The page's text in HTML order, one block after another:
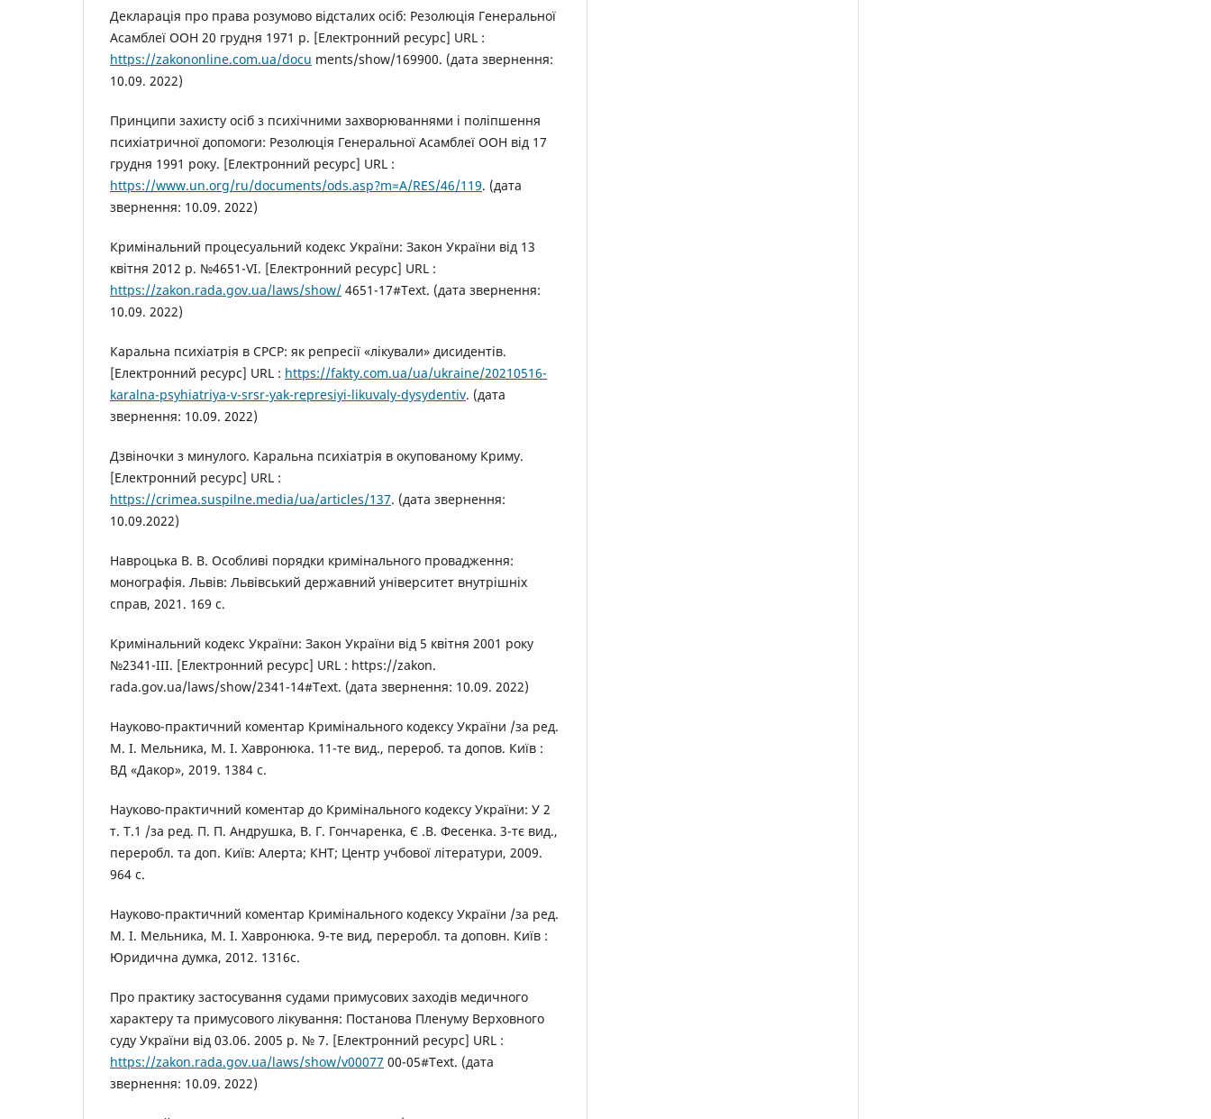
Декларація про права розумово відсталих осіб: Резолюція Генеральної
Асамблеї ООН 20 грудня 1971 р. [Електронний ресурс] URL :
https://zakononline.com.ua/docu ments/show/169900. (дата звернення:
10.09. 2022)
Принципи захисту осіб з психічними захворюваннями і поліпшення
психіатричної допомоги: Резолюція Генеральної Асамблеї ООН від 17
грудня 1991 року. [Електронний ресурс] URL :
https://www.un.org/ru/documents/ods.asp?m=A/RES/46/119. (дата
звернення: 10.09. 2022)
Кримінальний процесуальний кодекс України: Закон України від 13
квітня 2012 р. №4651-VI. [Електронний ресурс] URL :
https://zakon.rada.gov.ua/laws/show/ 4651-17#Text. (дата звернення:
10.09. 2022)
Каральна психіатрія в СРСР: як репресії «лікували» дисидентів.
[Електронний ресурс] URL : https://fakty.com.ua/ua/ukraine/20210516-
karalna-psyhiatriya-v-srsr-yak-represiyi-likuvaly-dysydentiv. (дата
звернення: 10.09. 2022)
Дзвіночки з минулого. Каральна психіатрія в окупованому Криму.
[Електронний ресурс] URL :
https://crimea.suspilne.media/ua/articles/137. (дата звернення:
10.09.2022)
Навроцька В. В. Особливі порядки кримінального провадження:
монографія. Львів: Львівський державний університет внутрішніх
справ, 2021. 169 с.
Кримінальний кодекс України: Закон України від 5 квітня 2001 року
№2341-III. [Електронний ресурс] URL : https://zakon.
rada.gov.ua/laws/show/2341-14#Text. (дата звернення: 10.09. 2022)
Науково-практичний коментар Кримінального кодексу України /за ред.
М. І. Мельника, М. І. Хавронюка. 11-те вид., перероб. та допов. Київ :
ВД «Дакор», 2019. 1384 с.
Науково-практичний коментар до Кримінального кодексу України: У 2
т. Т.1 /за ред. П. П. Андрушка, В. Г. Гончаренка, Є .В. Фесенка. 3-тє вид.,
переробл. та доп. Київ: Алерта; КНТ; Центр учбової літератури, 2009.
964 с.
Науково-практичний коментар Кримінального кодексу України /за ред.
М. І. Мельника, М. І. Хавронюка. 9-те вид, переробл. та доповн. Київ :
Юридична думка, 2012. 1316с.
Про практику застосування судами примусових заходів медичного
характеру та примусового лікування: Постанова Пленуму Верховного
суду України від 03.06. 2005 р. № 7. [Електронний ресурс] URL :
https://zakon.rada.gov.ua/laws/show/v00077 00-05#Text. (дата
звернення: 10.09. 2022)